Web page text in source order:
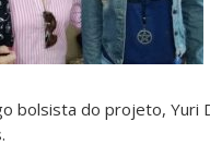
bolsista do projeto, Yuri